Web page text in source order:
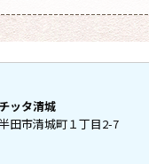
チッタ清城
田市清城町１丁目2-7